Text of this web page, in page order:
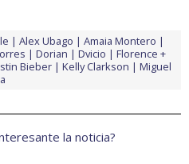
Alex Ubago
Amaia Montero
Dorian Dvicio
Florence +
Bieber Kelly Clarkson
Miguel
la noticia?